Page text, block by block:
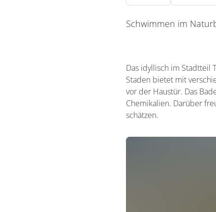
Schwimmen im
Das idyllisch im Stadtteil
Staden bietet mit
vor der Haustür. Das
Chemikalien. Darüber
schätzen.